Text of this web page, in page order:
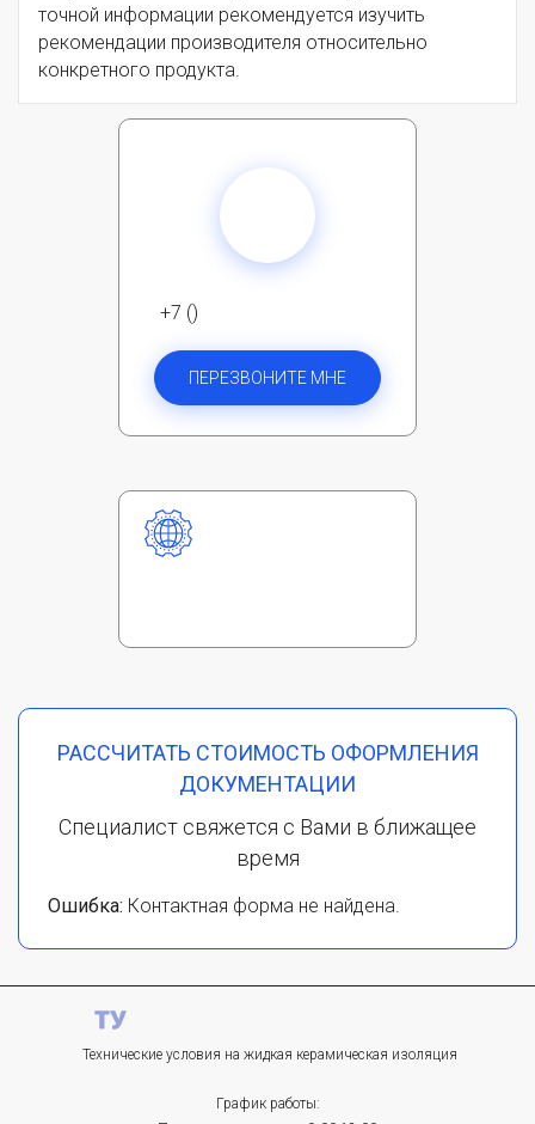
точной информации рекомендуется изучить
рекомендации производителя относительно
конкретного продукта.
+7 ()
ПЕРЕЗВОНИТЕ МНЕ
РАССЧИТАТЬ СТОИМОСТЬ ОФОРМЛЕНИЯ
ДОКУМЕНТАЦИИ
Специалист свяжется с Вами в ближащее
время
Ошибка: Контактная форма не найдена.
Технические условия на жидкая керамическая изоляция
График работы: